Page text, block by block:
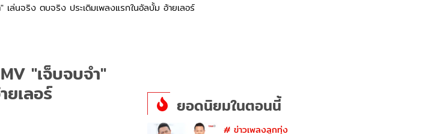
ล่นจริง ตบจริง ประเดิมเพลงแรกในอัลบั้ม อ้ายเลอร์
"เจ็บจบจำ"
เลอร์ ยอดนิยมในตอนนี้
# ข่าวเพลงลูกทุ่ง